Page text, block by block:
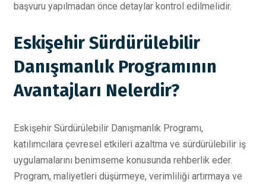
başvuru yapılmadan önce detaylar kontrol edilmelidir.
Eskişehir Sürdürülebilir
Danışmanlık Programının
Avantajları Nelerdir?
Eskişehir Sürdürülebilir Danışmanlık Programı,
katılımcılara çevresel etkileri azaltma ve sürdürülebilir iş
uygulamalarını benimseme konusunda rehberlik eder.
Program, maliyetleri düşürmeye, verimliliği artırmaya ve